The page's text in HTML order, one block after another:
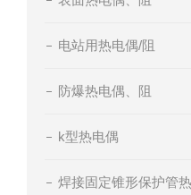
电站用热电偶/阻
防爆热电偶、阻
k型热电偶
焊接固定锥形保护管